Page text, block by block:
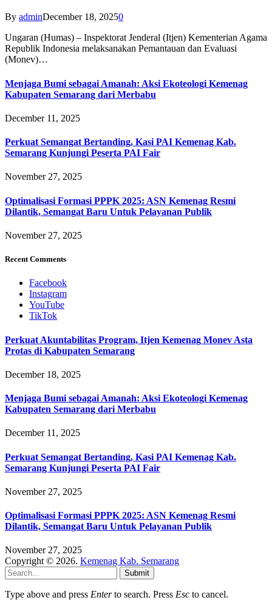
By adminDecember 18, 20250
Ungaran (Humas) – Inspektorat Jenderal (Itjen) Kementerian Agama
Republik Indonesia melaksanakan Pemantauan dan Evaluasi
(Monev)…
Menjaga Bumi sebagai Amanah: Aksi Ekoteologi Kemenag
Kabupaten Semarang dari Merbabu
December 11, 2025
Perkuat Semangat Bertanding, Kasi PAI Kemenag Kab.
Semarang Kunjungi Peserta PAI Fair
November 27, 2025
Optimalisasi Formasi PPPK 2025: ASN Kemenag Resmi
Dilantik, Semangat Baru Untuk Pelayanan Publik
November 27, 2025
Recent Comments
Facebook
Instagram
YouTube
TikTok
Perkuat Akuntabilitas Program, Itjen Kemenag Monev Asta
Protas di Kabupaten Semarang
December 18, 2025
Menjaga Bumi sebagai Amanah: Aksi Ekoteologi Kemenag
Kabupaten Semarang dari Merbabu
December 11, 2025
Perkuat Semangat Bertanding, Kasi PAI Kemenag Kab.
Semarang Kunjungi Peserta PAI Fair
November 27, 2025
Optimalisasi Formasi PPPK 2025: ASN Kemenag Resmi
Dilantik, Semangat Baru Untuk Pelayanan Publik
November 27, 2025
Copyright © 2026. Kemenag Kab. Semarang
Submit
Type above and press Enterto search. Press Esc to cancel.